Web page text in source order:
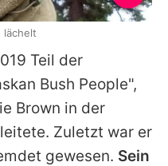
Teil der
Bush People",
Brown in der
Zuletzt war er
gewesen. Sein
lächelt